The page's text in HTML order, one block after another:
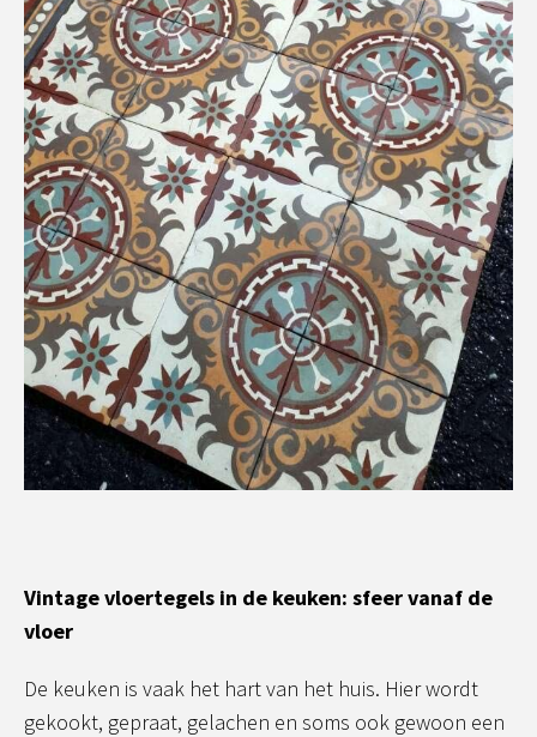
Vintage vloertegels in de keuken: sfeer vanaf de
vloer
De keuken is vaak het hart van het huis. Hier wordt
gekookt, gepraat, gelachen en soms ook gewoon een